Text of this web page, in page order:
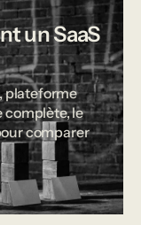
un SaaS
plateforme
complète, le
comparer